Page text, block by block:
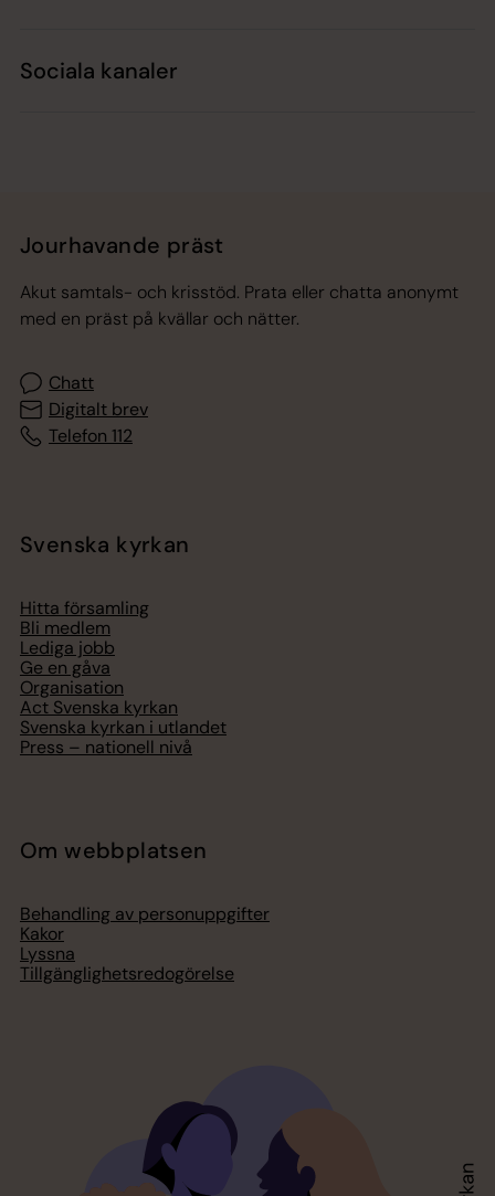
Sociala kanaler
Jourhavande präst
Akut samtals- och krisstöd. Prata eller chatta anonymt
med en präst på kvällar och nätter.
Chatt
Digitalt brev
Telefon 112
Svenska kyrkan
Hitta församling
Bli medlem
Lediga jobb
Ge en gåva
Organisation
Act Svenska kyrkan
Svenska kyrkan i utlandet
Press – nationell nivå
Om webbplatsen
Behandling av personuppgifter
Kakor
Lyssna
Tillgänglighetsredogörelse